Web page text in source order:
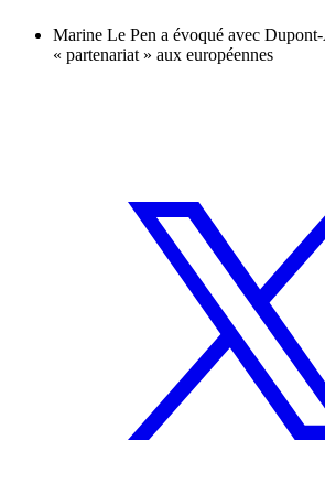
Marine Le Pen a évoqué avec
« partenariat » aux européennes